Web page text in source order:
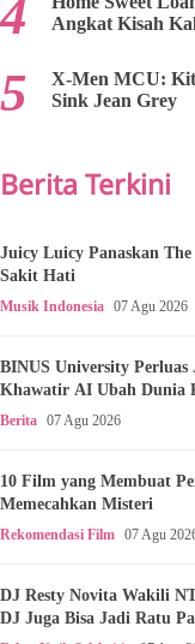
Angkat Kisah
X-Men MCU:
Sink Jean Grey
Berita Terkini
Juicy Luicy Panaskan
Sakit Hati
Musik Indonesia 07 Agu 2026
BINUS University
Khawatir AI Ubah Dunia
Berita 07 Agu 2026
10 Film yang Membuat
Memecahkan Misteri
Rekomendasi Film 07 Agu
DJ Resty Novita Wakili
DJ Juga Bisa Jadi Ratu